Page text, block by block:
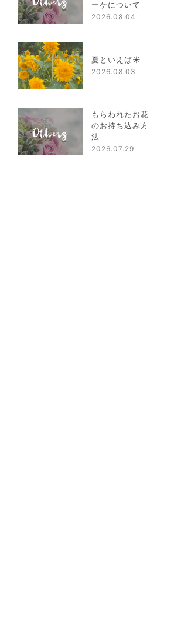
ーケについて
2026.08.04
夏といえば☀
2026.08.03
もらわれたお花
のお持ち込み方
法
2026.07.29